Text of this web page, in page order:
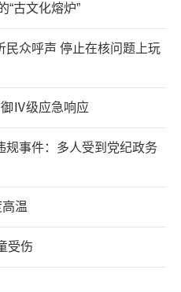
“古文化熔炉”
民众呼声 停止在核问题上玩
御Ⅳ级应急响应
规事件：多人受到党纪政务
温
受伤